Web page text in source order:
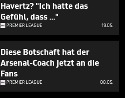
Havertz? "Ich hatte das
Gefühl, dass ..."
PREMIER LEAGUE 19.05.
Diese Botschaft hat der
Arsenal-Coach jetzt an die
Fans
PREMIER LEAGUE 08.05.